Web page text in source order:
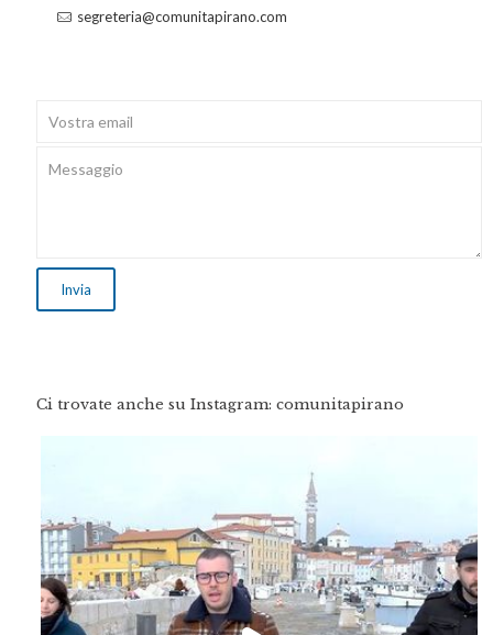
segreteria@comunitapirano.com
Ci trovate anche su Instagram: comunitapirano